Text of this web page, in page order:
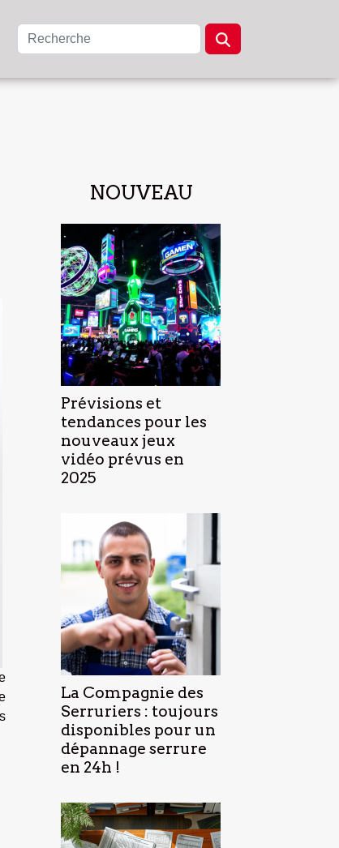
NOUVEAU
Prévisions et
tendances pour les
nouveaux jeux
vidéo prévus en
2025
La Compagnie des
Serruriers : toujours
disponibles pour un
dépannage serrure
en 24h !